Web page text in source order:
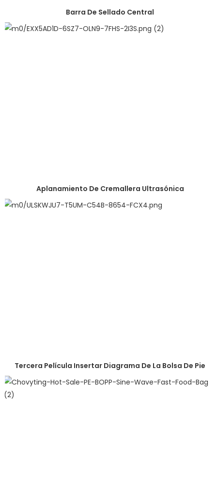
Barra De Sellado Central
Aplanamiento De Cremallera Ultrasónica
Tercera Película Insertar Diagrama De La Bolsa De Pie